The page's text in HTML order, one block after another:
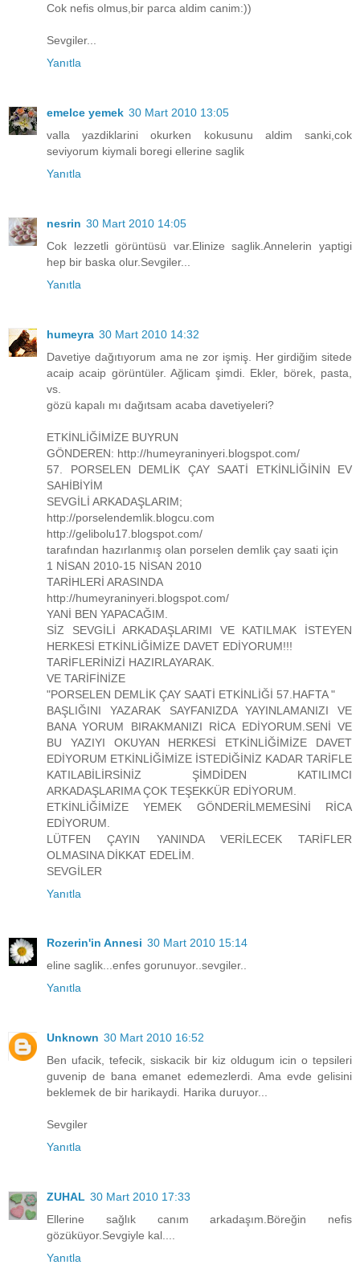
Cok nefis olmus,bir parca aldim canim:))
Sevgiler...
Yanıtla
emelce yemek 30 Mart 2010 13:05
valla yazdiklarini okurken kokusunu aldim sanki,cok
seviyorum kiymali boregi ellerine saglik
Yanıtla
nesrin 30 Mart 2010 14:05
Cok lezzetli görüntüsü var.Elinize saglik.Annelerin yaptigi
hep bir baska olur.Sevgiler...
Yanıtla
humeyra 30 Mart 2010 14:32
Davetiye dağıtıyorum ama ne zor işmiş. Her girdiğim sitede
acaip acaip görüntüler. Ağlicam şimdi. Ekler, börek, pasta,
vs.
gözü kapalı mı dağıtsam acaba davetiyeleri?
ETKİNLİĞİMİZE BUYRUN
GÖNDEREN: http://humeyraninyeri.blogspot.com/
57. PORSELEN DEMLİK ÇAY SAATİ ETKİNLİĞİNİN EV
SAHİBİYİM
SEVGİLİ ARKADAŞLARIM;
http://porselendemlik.blogcu.com
http://gelibolu17.blogspot.com/
tarafından hazırlanmış olan porselen demlik çay saati için
1 NİSAN 2010-15 NİSAN 2010
TARİHLERİ ARASINDA
http://humeyraninyeri.blogspot.com/
YANİ BEN YAPACAĞIM.
SİZ SEVGİLİ ARKADAŞLARIMI VE KATILMAK İSTEYEN
HERKESİ ETKİNLİĞİMİZE DAVET EDİYORUM!!!
TARİFLERİNİZİ HAZIRLAYARAK.
VE TARİFİNİZE
"PORSELEN DEMLİK ÇAY SAATİ ETKİNLİĞİ 57.HAFTA "
BAŞLIĞINI YAZARAK SAYFANIZDA YAYINLAMANIZI VE
BANA YORUM BIRAKMANIZI RİCA EDİYORUM.SENİ VE
BU YAZIYI OKUYAN HERKESİ ETKİNLİĞİMİZE DAVET
EDİYORUM ETKİNLİĞİMİZE İSTEDİĞİNİZ KADAR TARİFLE
KATILABİLİRSİNİZ ŞİMDİDEN KATILIMCI
ARKADAŞLARIMA ÇOK TEŞEKKÜR EDİYORUM.
ETKİNLİĞİMİZE YEMEK GÖNDERİLMEMESİNİ RİCA
EDİYORUM.
LÜTFEN ÇAYIN YANINDA VERİLECEK TARİFLER
OLMASINA DİKKAT EDELİM.
SEVGİLER
Yanıtla
Rozerin'in Annesi 30 Mart 2010 15:14
eline saglik...enfes gorunuyor..sevgiler..
Yanıtla
Unknown 30 Mart 2010 16:52
Ben ufacik, tefecik, siskacik bir kiz oldugum icin o tepsileri
guvenip de bana emanet edemezlerdi. Ama evde gelisini
beklemek de bir harikaydi. Harika duruyor...
Sevgiler
Yanıtla
ZUHAL 30 Mart 2010 17:33
Ellerine sağlık canım arkadaşım.Böreğin nefis
gözüküyor.Sevgiyle kal....
Yanıtla